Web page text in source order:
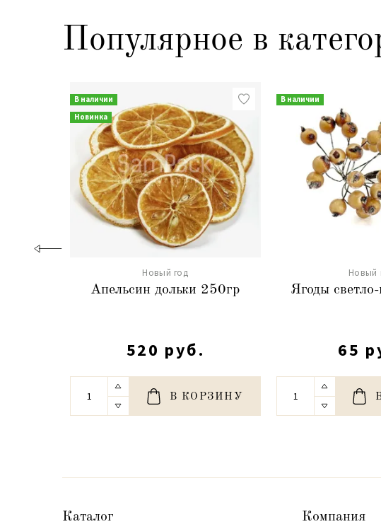
Популярное в
В наличии
Новинка
Новый год
Апельсин дольки 250гр
520 руб.
В КОРЗИНУ
В наличии
Новый
Ягоды
65
Каталог Компания